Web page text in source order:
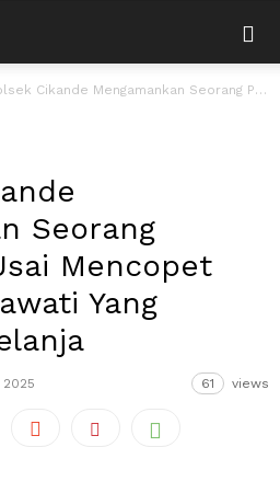
Mengamankan Seorang Perempuan Usai Mencopet Dompet Karyawati Yang Sedang Berbelanja
Seorang
Mencopet
Yang
61 views